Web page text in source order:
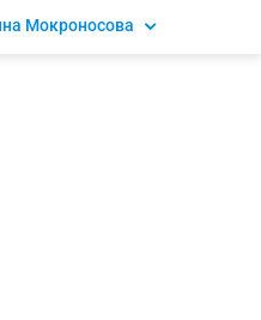
Мокроносова